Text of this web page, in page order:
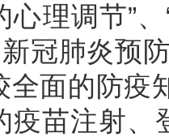
心理调节”
新冠肺炎预
全面的防疫
疫苗注射